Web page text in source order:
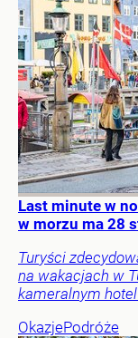
Last minute w
w morzu ma 28
Turyści
na wakacjach w
kameralnym
OkazjePodróże